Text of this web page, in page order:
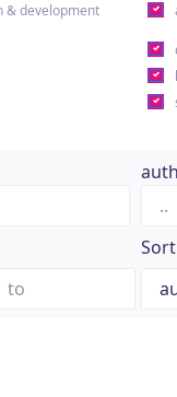
& development